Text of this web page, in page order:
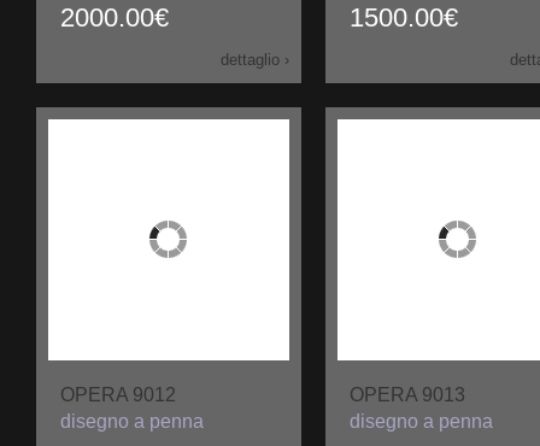
2000.00€
dettaglio ›
1500.00€
OPERA 9012
disegno a penna
OPERA 9013
disegno a penna